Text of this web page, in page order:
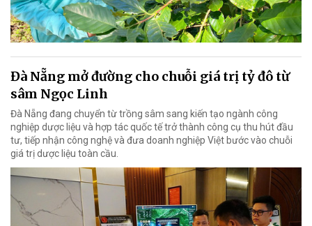
Đà Nẵng mở đường cho chuỗi giá trị tỷ đô từ
sâm Ngọc Linh
Đà Nẵng đang chuyển từ trồng sâm sang kiến tạo ngành công
nghiệp dược liệu và hợp tác quốc tế trở thành công cụ thu hút đầu
tư, tiếp nhận công nghệ và đưa doanh nghiệp Việt bước vào chuỗi
giá trị dược liệu toàn cầu.